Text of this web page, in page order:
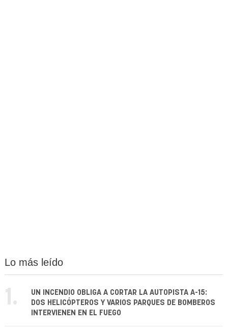
Lo más leído
1.
UN INCENDIO OBLIGA A CORTAR LA AUTOPISTA A-15:
DOS HELICÓPTEROS Y VARIOS PARQUES DE BOMBEROS
INTERVIENEN EN EL FUEGO